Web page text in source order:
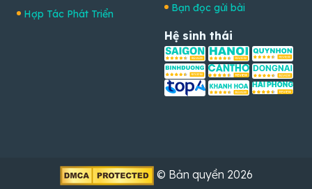
Hợp Tác Phát Triển
Bạn đọc gửi bài
Hệ sinh thái
© Bản quyền 2026